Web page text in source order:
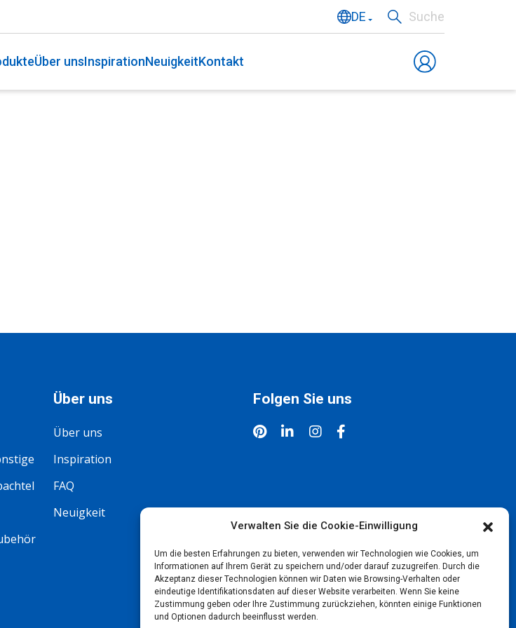
Verwalten Sie die Cookie-Einwilligung
Um die besten Erfahrungen zu bieten, verwenden wir Technologien wie Cookies, um
Informationen auf Ihrem Gerät zu speichern und/oder darauf zuzugreifen. Durch die
Akzeptanz dieser Technologien können wir Daten wie Browsing-Verhalten oder
eindeutige Identifikationsdaten auf dieser Website verarbeiten. Wenn Sie keine
Zustimmung geben oder Ihre Zustimmung zurückziehen, könnten einige Funktionen
und Optionen dadurch beeinflusst werden.
DE
Suche
Über unsInspirationNeuigkeitKontakt
Über uns
Über uns
Inspiration
FAQ
Neuigkeit
Folgen Sie uns